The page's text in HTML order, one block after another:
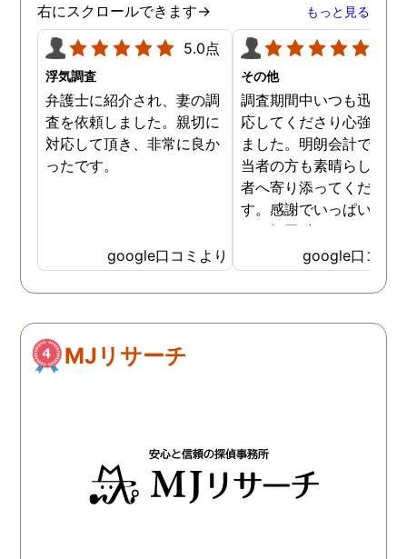
右にスクロールできます→ もっと見る
5.0点
浮気調査
弁護士に紹介され、妻の調
査を依頼しました。親切に
対応して頂き、非常に良か
ったです。
google口コミより
その他
調査期間中いつも迅速に
応してくださり心強く感
ました。明朗会計ですし
当者の方も素晴らしく依
者へ寄り添ってください
す。感謝でいっぱいです
あッ毎回 出して頂いた
茶が美味しくてさらに「
ッ」と一息つけていまし
笑
google口コミ
MJリサーチ